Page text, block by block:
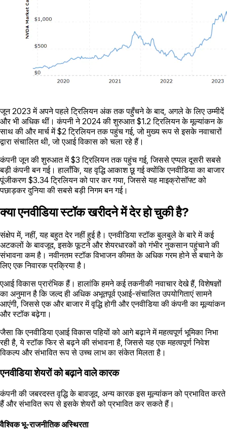
जून 2023 में अपने पहले ट्रिलियन अंक तक पहुँचने के बाद, अगले के लिए उम्मीदें
और भी अधिक थीं। कंपनी ने 2024 की शुरुआत $1.2 ट्रिलियन के मूल्यांकन के
साथ की और मार्च में $2 ट्रिलियन तक पहुंच गई, जो मुख्य रूप से इसके नवाचारों
द्वारा संचालित थी, जो एआई विकास को चला रहे हैं।
कंपनी जून की शुरुआत में $3 ट्रिलियन तक पहुंच गई, जिससे एप्पल दूसरी सबसे
बड़ी कंपनी बन गई। हालाँकि, यह वृद्धि आकाश छू गई क्योंकि एनवीडिया का बाजार
पूंजीकरण $3.34 ट्रिलियन को पार कर गया, जिससे यह माइक्रोसॉफ्ट को
पछाड़कर दुनिया की सबसे बड़ी निगम बन गई।
क्या एनवीडिया स्टॉक खरीदने में देर हो चुकी है?
संक्षेप में, नहीं, यह बहुत देर नहीं हुई है। एनवीडिया स्टॉक बुलबुले के बारे में कई
अटकलों के बावजूद, इसके फूटने और शेयरधारकों को गंभीर नुकसान पहुंचाने की
संभावना कम है। नवीनतम स्टॉक विभाजन कीमत के अधिक गरम होने से बचाने के
लिए एक निवारक प्रक्रिया है।
एआई विकास प्रारंभिक हैं। हालांकि हमने कई तकनीकी नवाचार देखे हैं, विशेषज्ञों
का अनुमान है कि जल्द ही अधिक अभूतपूर्व एआई-संचालित उपयोगिताएं सामने
आएंगी, जिससे एक और बाजार में वृद्धि होगी और एनवीडिया की कंपनी का मूल्यांकन
और स्टॉक बढ़ेगा।
जैसा कि एनवीडिया एआई विकास पहियों को आगे बढ़ाने में महत्वपूर्ण भूमिका निभा
रही है, ये स्टॉक फिर से बढ़ने की संभावना है, जिससे यह एक महत्वपूर्ण निवेश
विकल्प और संभावित रूप से उच्च लाभ का संकेत मिलता है।
एनवीडिया शेयरों को बढ़ाने वाले कारक
कंपनी की जबरदस्त वृद्धि के बावजूद, अन्य कारक इस मूल्यांकन को प्रभावित करते
हैं और संभावित रूप से इसके शेयरों को प्रभावित कर सकते हैं।
वैश्विक भू-राजनीतिक अस्थिरता